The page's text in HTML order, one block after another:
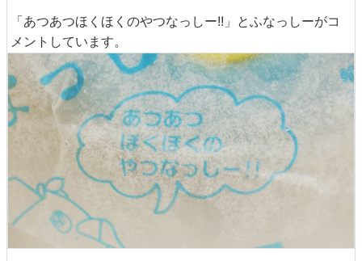
「あつあつほくほくのやつなっしー!!」とふなっしーがコ
メントしています。